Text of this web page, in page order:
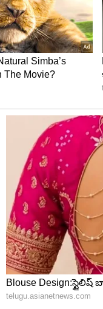
ప్రజలు తమపై లేదా
విడుదల చేయడంలో
స్థిరీకరించారు.